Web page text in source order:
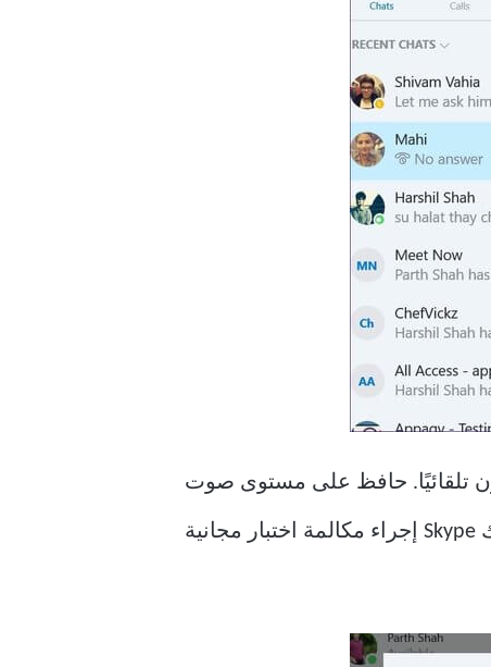
تلقائيًا. حافظ على مستوى صوت
مكبرات الصوت عند مستوى عالٍ. يمكنك أيضًا اختبار الصوت باستخدام الخيار المذكور. يتيح لك Skype إجراء مكالمة اختبار مجانية